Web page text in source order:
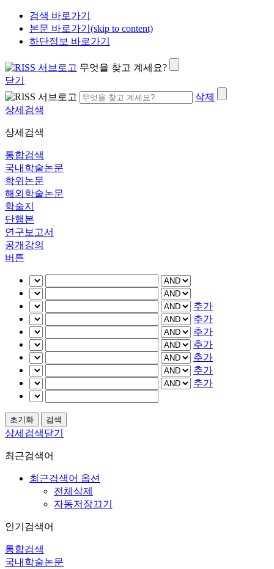
검색 바로가기
본문 바로가기(skip to content)
하단정보 바로가기
무엇을 찾고 계세요?
닫기
삭제
상세검색
상세검색
통합검색
국내학술논문
학위논문
해외학술논문
학술지
단행본
연구보고서
공개강의
버튼
추가
추가
추가
추가
추가
추가
추가
상세검색닫기
최근검색어
최근검색어 옵션
전체삭제
자동저장끄기
인기검색어
통합검색
국내학술논문